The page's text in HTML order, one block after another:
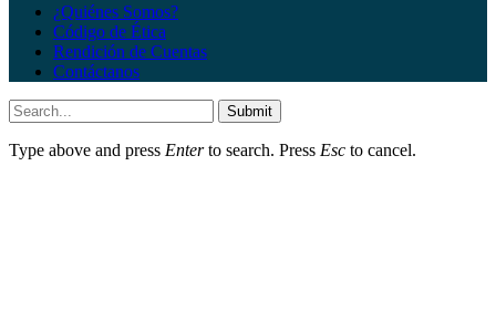
¿Quiénes Somos?
Código de Ética
Rendición de Cuentas
Contáctanos
Submit
Type above and press Enterto search. Press Esc to cancel.